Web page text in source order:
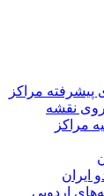
مراکز
نقشه
مراکز
ایران
اردویی